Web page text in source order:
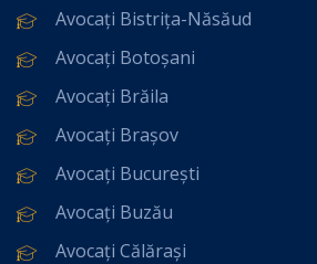
Avocați Bistrița-Năsăud
Avocați Botoșani
Avocați Brăila
Avocați Brașov
Avocați București
Avocați Buzău
Avocați Călărași